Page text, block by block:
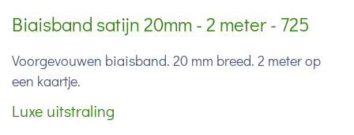
Biaisband satijn 20mm - 2 meter - 725
Voorgevouwen biaisband. 20 mm breed. 2 meter op
een kaartje.
Luxe uitstraling